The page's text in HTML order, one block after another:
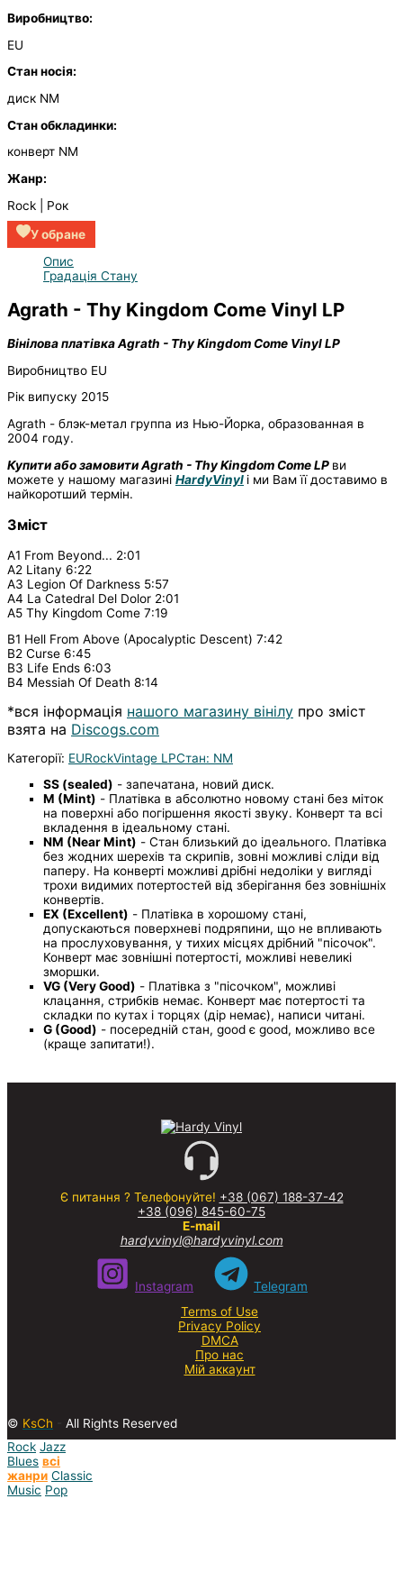
Виробництво:
EU
Стан носія:
диск NM
Стан обкладинки:
конверт NM
Жанр:
Rock | Рок
У обране
Опис
Градація Стану
Agrath - Thy Kingdom Come Vinyl LP
Вінілова платівка Agrath - Thy Kingdom Come Vinyl LP
Виробництво EU
Рік випуску 2015
Agrath - блэк-метал группа из Нью-Йорка, образованная в
2004 году.
Купити або замовити Agrath - Thy Kingdom Come LP ви
можете у нашому магазині HardyVinyl і ми Вам її доставимо в
найкоротший термін.
Зміст
A1 From Beyond... 2:01
A2 Litany 6:22
A3 Legion Of Darkness 5:57
A4 La Catedral Del Dolor 2:01
A5 Thy Kingdom Come 7:19
B1 Hell From Above (Apocalyptic Descent) 7:42
B2 Curse 6:45
B3 Life Ends 6:03
B4 Messiah Of Death 8:14
*вся інформація нашого магазину вінілу про зміст
взята на Discogs.com
Категорії: EURockVintage LPСтан: NM
SS (sealed) - запечатана, новий диск.
M (Mint) - Платівка в абсолютно новому стані без міток
на поверхні або погіршення якості звуку. Конверт та всі
вкладення в ідеальному стані.
NM (Near Mint) - Стан близький до ідеального. Платівка
без жодних шерехів та скрипів, зовні можливі сліди від
паперу. На конверті можливі дрібні недоліки у вигляді
трохи видимих потертостей від зберігання без зовнішніх
конвертів.
EX (Excellent) - Платівка в хорошому стані,
допускаються поверхневі подряпини, що не впливають
на прослуховування, у тихих місцях дрібний "пісочок".
Конверт має зовнішні потертості, можливі невеликі
зморшки.
VG (Very Good) - Платівка з "пісочком", можливі
клацання, стрибків немає. Конверт має потертості та
складки по кутах і торцях (дір немає), написи читані.
G (Good) - посередній стан, good є good, можливо все
(краще запитати!).
Є питання ? Телефонуйте! +38 (067) 188-37-42
+38 (096) 845-60-75
E-mail
hardyvinyl@hardyvinyl.com
Instagram
Telegram
Terms of Use
Privacy Policy
DMCA
Про нас
Мій аккаунт
© KsCh
All Rights Reserved
Rock Jazz
Blues всі
жанри Classic
Music Pop